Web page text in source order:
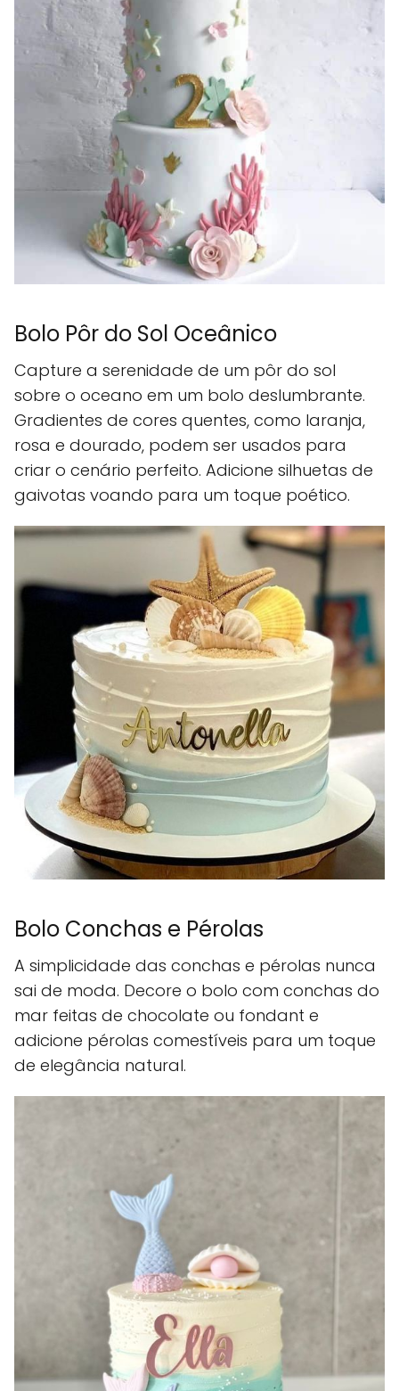
Bolo Pôr do Sol Oceânico
Capture a serenidade de um pôr do sol
sobre o oceano em um bolo deslumbrante.
Gradientes de cores quentes, como laranja,
rosa e dourado, podem ser usados para
criar o cenário perfeito. Adicione silhuetas de
gaivotas voando para um toque poético.
Bolo Conchas e Pérolas
A simplicidade das conchas e pérolas nunca
sai de moda. Decore o bolo com conchas do
mar feitas de chocolate ou fondant e
adicione pérolas comestíveis para um toque
de elegância natural.